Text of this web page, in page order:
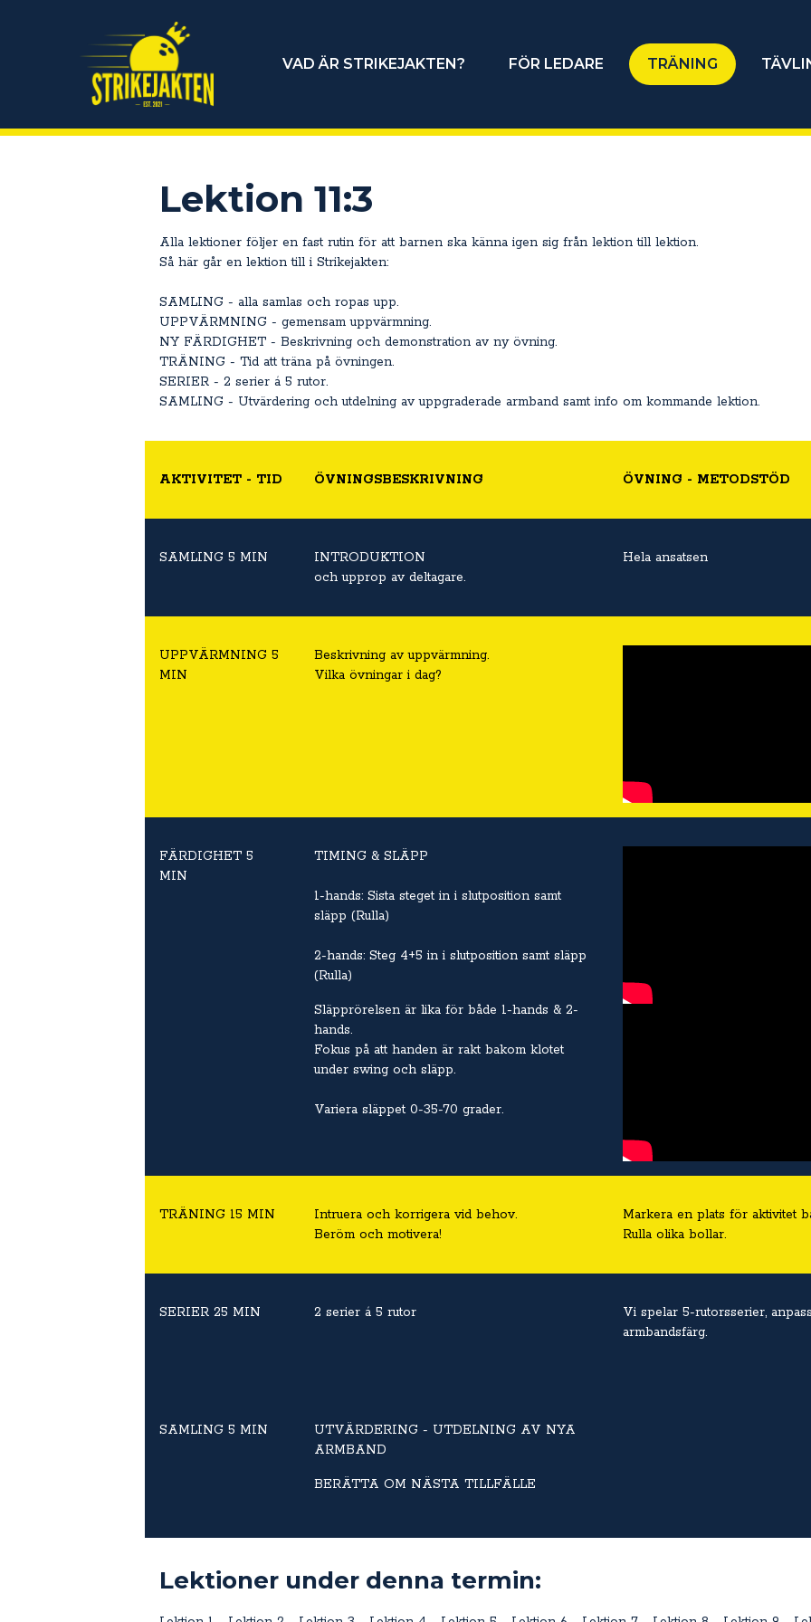
VAD ÄR STRIKEJAKTEN? FÖR LEDARE TRÄNING
Lektion 11:3
Alla lektioner följer en fast rutin för att barnen ska känna igen sig från lektion till lektion.
Så här går en lektion till i Strikejakten:
SAMLING - alla samlas och ropas upp.
UPPVÄRMNING - gemensam uppvärmning.
NY FÄRDIGHET - Beskrivning och demonstration av ny övning.
TRÄNING - Tid att träna på övningen.
SERIER - 2 serier á 5 rutor.
SAMLING - Utvärdering och utdelning av uppgraderade armband samt info om kommande lektion.
AKTIVITET - TID ÖVNINGSBESKRIVNING ÖVNING - METODSTÖD
SAMLING 5 MIN
INTRODUKTION
och upprop av deltagare.
Hela ansatsen
UPPVÄRMNING 5
MIN
Beskrivning av uppvärmning.
Vilka övningar i dag?
FÄRDIGHET 5
MIN
TIMING & SLÄPP
1-hands: Sista steget in i slutposition samt
släpp (Rulla)
2-hands: Steg 4+5 in i slutposition samt släpp
(Rulla)
Släpprörelsen är lika för både 1-hands & 2-
hands.
Fokus på att handen är rakt bakom klotet
under swing och släpp.
Variera släppet 0-35-70 grader.
TRÄNING 15 MIN
Intruera och korrigera vid behov.
Beröm och motivera!
Markera en plats för aktivitet
Rulla olika bollar.
SERIER 25 MIN 2 serier á 5 rutor
Vi spelar 5-rutorsserier,
armbandsfärg.
SAMLING 5 MIN
UTVÄRDERING - UTDELNING AV NYA
ARMBAND
BERÄTTA OM NÄSTA TILLFÄLLE
Lektioner under denna termin: